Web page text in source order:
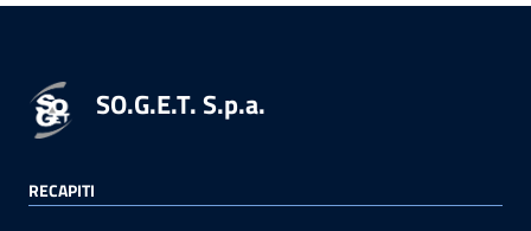
SO.G.E.T. S.p.a.
RECAPITI